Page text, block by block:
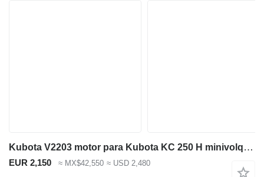
Kubota V2203 motor para Kubota KC 250 H minivolquete
EUR 2,150 ≈ MX$42,550 ≈ USD 2,480